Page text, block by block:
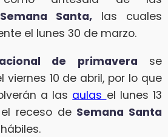
Santa, las cuales
el lunes 30 de marzo.
de primavera se
10 de abril, por lo que
a las aulas el lunes 13
receso de Semana Santa